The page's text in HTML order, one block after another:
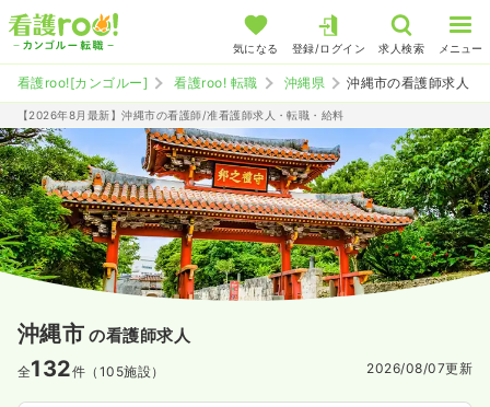
気になる 登録/ログイン 求人検索 メニュー
看護roo![カンゴルー] 看護roo! 転職 沖縄県 沖縄市の看護師求人
【2026年8月最新】沖縄市の看護師/准看護師求人・転職・給料
沖縄市 の看護師求人
全132件（105施設） 2026/08/07更新